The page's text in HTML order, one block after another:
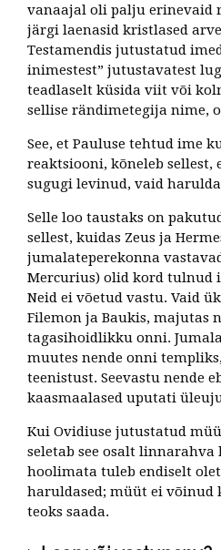
vanaajal oli palju erinevaid
järgi laenasid kristlased
Testamendis jutustatud
inimestest” jutustavatest
teadlaselt küsida viit või
sellise rändimetegija nime,
See, et Pauluse tehtud ime
reaktsiooni, kõneleb
sugugi levinud, vaid
Selle loo taustaks on
sellest, kuidas Zeus ja
jumalateperekonna
Mercurius) olid kord tulnud
Neid ei võetud vastu. Vaid
Filemon ja Baukis, majutas
tagasihoidlikku onni.
muutes nende onni
teenistust. Seevastu nende
kaasmaalased uputati
Kui Ovidiuse jutustatud
seletab see osalt
hoolimata tuleb endiselt
haruldased; müüt ei
teoks saada.